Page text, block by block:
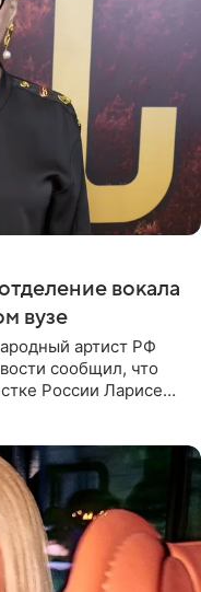
вокала
вузе
артист РФ
сообщил, что
России Ларисе